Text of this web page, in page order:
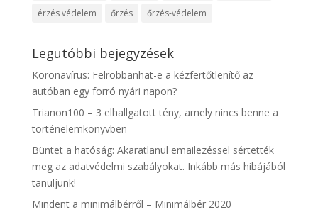
érzés védelem
őrzés őrzés-védelem
Legutóbbi bejegyzések
Koronavírus: Felrobbanhat-e a kézfertőtlenítő az
autóban egy forró nyári napon?
Trianon100 – 3 elhallgatott tény, amely nincs benne a
történelemkönyvben
Büntet a hatóság: Akaratlanul emailezéssel sértették
meg az adatvédelmi szabályokat. Inkább más hibájából
tanuljunk!
Mindent a minimálbérről – Minimálbér 2020